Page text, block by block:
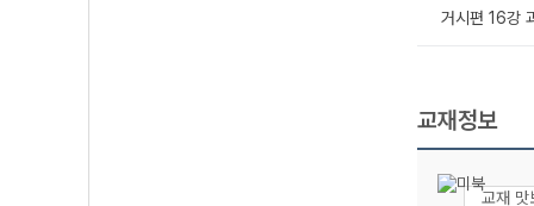
거시편 16강
교재정보
교재